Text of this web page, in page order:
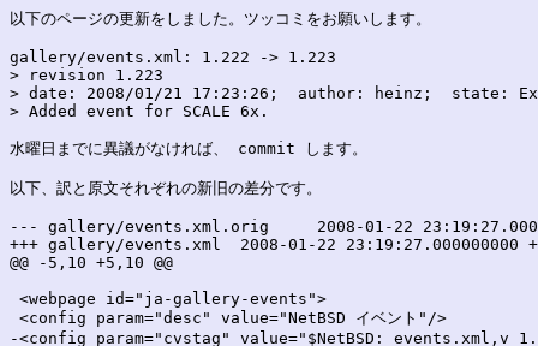
以下のページの更新をしました。ツッコミをお願いします。
gallery/events.xml: 1.222 -> 1.223
> revision 1.223
> date: 2008/01/21 17:23:26;  author: heinz;  state:
> Added event for SCALE 6x.
水曜日までに異議がなければ、 commit します。
以下、訳と原文それぞれの新旧の差分です。
--- gallery/events.xml.orig	2008-01-22 23:19:27.000000000 +0900
+++ gallery/events.xml	2008-01-22 23:19:27.000000000 +0900
@@ -5,10 +5,10 @@
<webpage id="ja-gallery-events">
<config param="desc" value="NetBSD イベント"/>
-<config param="cvstag" value="$NetBSD: events.xml,v